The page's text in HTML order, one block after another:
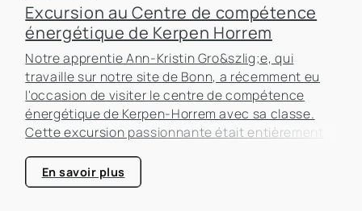
Excursion au Centre de compétence
énergétique de Kerpen Horrem
Notre apprentie Ann-Kristin Gro&szlig;e, qui
travaille sur notre site de Bonn, a récemment eu
l'occasion de visiter le centre de compétence
énergétique de Kerpen-Horrem avec sa classe.
Cette excursion passionnante était entièrement
bâtiments, un sujet qui prend de plus en plus
d'importance dans le secteur immobilier.
En savoir plus